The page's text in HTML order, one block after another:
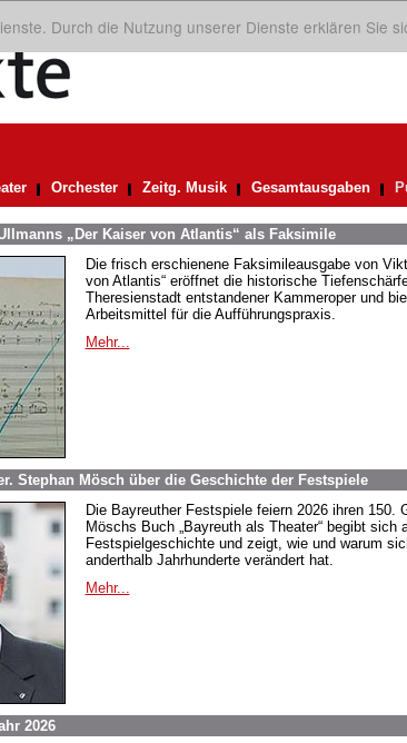
Durch die Nutzung unserer Dienste erklären Sie
Orchester Zeitg. Musik Gesamtausgaben
„Der Kaiser von Atlantis“ als Faksimile
Die frisch erschienene Faksimileausgabe von
von Atlantis“ eröffnet die historische
Theresienstadt entstandener Kammeroper und
Arbeitsmittel für die Aufführungspraxis.
Mehr...
Stephan Mösch über die Geschichte der Festspiele
Die Bayreuther Festspiele feiern 2026 ihren 150.
Möschs Buch „Bayreuth als Theater“ begibt sich
Festspielgeschichte und zeigt, wie und warum
anderthalb Jahrhunderte verändert hat.
Mehr...
2026